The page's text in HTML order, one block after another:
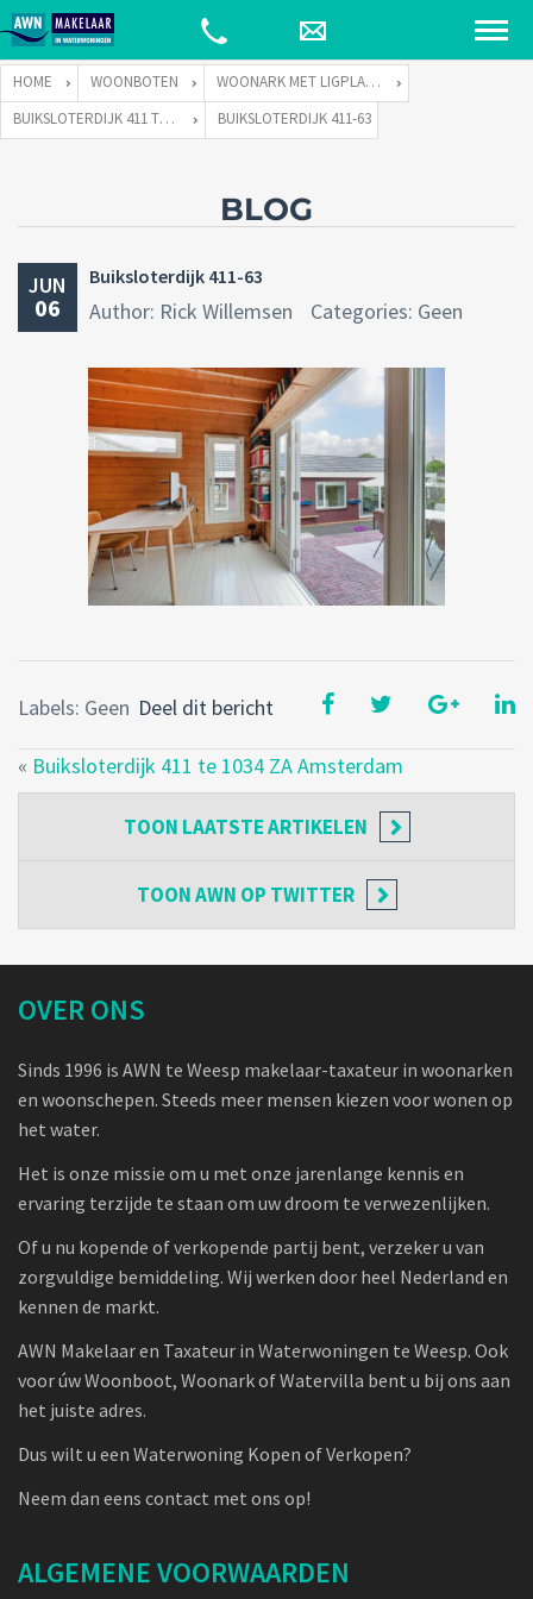
HOME WOONBOTEN
WOONARK MET LIGPLAATS
BUIKSLOTERDIJK 411 TE 1034 ZA AMSTERDAM
BUIKSLOTERDIJK 411-63
BLOG
JUN
06
Buiksloterdijk 411-63
Author: Rick Willemsen Categories: Geen
Deel dit bericht
Labels: Geen
« Buiksloterdijk 411 te 1034 ZA Amsterdam
TOON LAATSTE ARTIKELEN
TOONAWN OP TWITTER
OVER ONS
Sinds 1996 is AWN te Weesp makelaar-taxateur in woonarken
en woonschepen. Steeds meer mensen kiezen voor wonen op
het water.
Het is onze missie om u met onze jarenlange kennis en
ervaring terzijde te staan om uw droom te verwezenlijken.
Of u nu kopende of verkopende partij bent, verzeker u van
zorgvuldige bemiddeling. Wij werken door heel Nederland en
kennen de markt.
AWN Makelaar en Taxateur in Waterwoningen te Weesp. Ook
voor úw Woonboot, Woonark of Watervilla bent u bij ons aan
het juiste adres.
Dus wilt u een Waterwoning Kopen of Verkopen?
Neem dan eens contact met ons op!
ALGEMENE VOORWAARDEN